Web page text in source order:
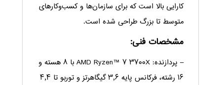
کارایی بالا است که برای سازمان‌ها و کسب‌وکارهای
متوسط تا بزرگ طراحی شده است.
مشخصات فنی:
– پردازنده: AMD Ryzen™ ۷ ۳۷۰۰X با ۸ هسته و
۱۶ رشته، فرکانس پایه ۳٫۶ گیگاهرتز و توربو تا ۴٫۴